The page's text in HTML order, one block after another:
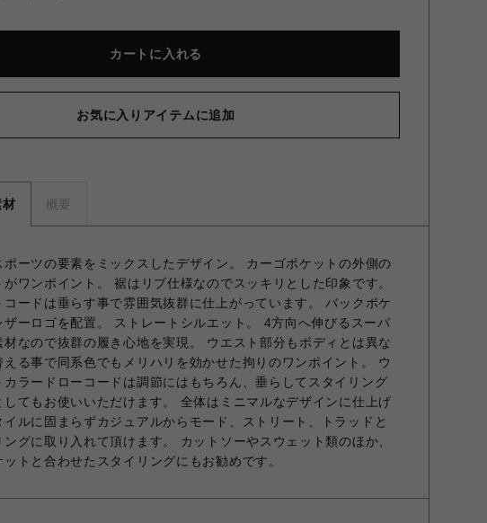
カートに入れる
お気に入りアイテムに追加
概要
ポーツの要素をミックスしたデザイン。 カーゴポケットの外側の
がワンポイント。 裾はリブ仕様なのでスッキリとした印象です。
ードは垂らす事で雰囲気抜群に仕上がっています。 バックポケ
ザーロゴを配置。 ストレートシルエット。 4方向へ伸びるスーパ
材なので抜群の履き心地を実現。 ウエスト部分もボディとは異な
える事で同系色でもメリハリを効かせた拘りのワンポイント。 ウ
カラードローコードは調節にはもちろん、垂らしてスタイリング
してもお使いいただけます。 全体はミニマルなデザインに仕上げ
イルに固まらずカジュアルからモード、ストリート、トラッドと
グに取り入れて頂けます。 カットソーやスウェット類のほか、
トと合わせたスタイリングにもお勧めです。